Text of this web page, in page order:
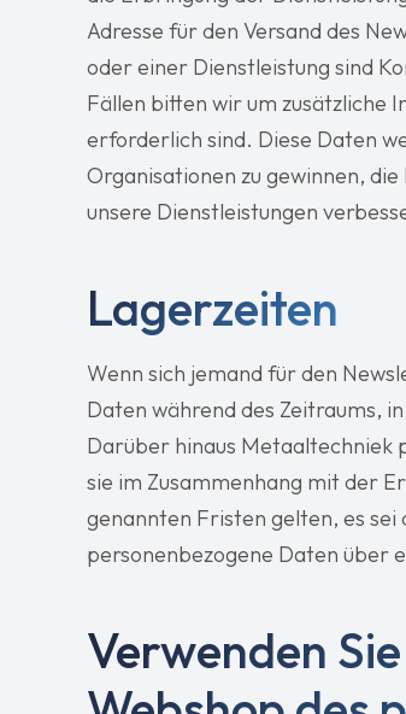
Adresse für den Versand des
oder einer Dienstleistung sind
Fällen bitten wir um zusätzliche
erforderlich sind. Diese Daten
Organisationen zu gewinnen,
unsere Dienstleistungen
Lagerzeiten
Wenn sich jemand für den
Daten während des Zeitraums,
Darüber hinaus Metaaltechniek
sie im Zusammenhang mit der
genannten Fristen gelten, es
personenbezogene Daten über
Verwenden